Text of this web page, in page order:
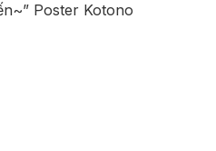
Poster Kotono